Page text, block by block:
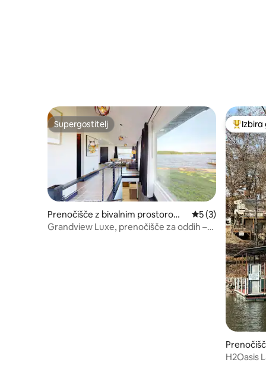
Supergostitelj
Supergostitelj
Prenočišče z bivalnim prostorom
v mestu Gravois Mills
Povprečna
5 (3)
Grandview Luxe, prenočišče za oddih –
Najbolj
Izbira
om v
H2Oasis